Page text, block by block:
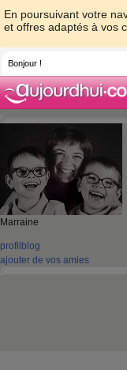
En poursuivant votre
et offres adaptés à vos
Bonjour !
Marraine
profil blog
ajouter de vos amies